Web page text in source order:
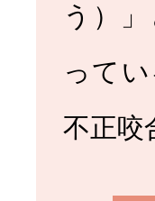
う）
って
不正咬